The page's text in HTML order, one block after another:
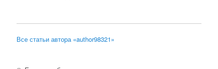
Все статьи автора «author98321»